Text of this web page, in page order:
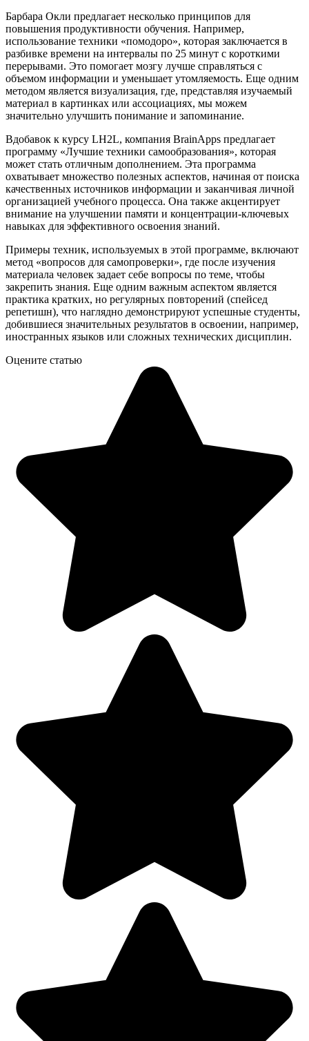
Барбара Окли предлагает несколько принципов для
повышения продуктивности обучения. Например,
использование техники «помодоро», которая заключается в
разбивке времени на интервалы по 25 минут с короткими
перерывами. Это помогает мозгу лучше справляться с
объемом информации и уменьшает утомляемость. Еще одним
методом является визуализация, где, представляя изучаемый
материал в картинках или ассоциациях, мы можем
значительно улучшить понимание и запоминание.
Вдобавок к курсу LH2L, компания BrainApps предлагает
программу «Лучшие техники самообразования», которая
может стать отличным дополнением. Эта программа
охватывает множество полезных аспектов, начиная от поиска
качественных источников информации и заканчивая личной
организацией учебного процесса. Она также акцентирует
внимание на улучшении памяти и концентрации-ключевых
навыках для эффективного освоения знаний.
Примеры техник, используемых в этой программе, включают
метод «вопросов для самопроверки», где после изучения
материала человек задает себе вопросы по теме, чтобы
закрепить знания. Еще одним важным аспектом является
практика кратких, но регулярных повторений (спейсед
репетишн), что наглядно демонстрируют успешные студенты,
добившиеся значительных результатов в освоении, например,
иностранных языков или сложных технических дисциплин.
Оцените статью